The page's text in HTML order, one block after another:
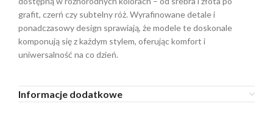
grafit, czerń czy subtelny róż. Wyrafinowane detale i
ponadczasowy design sprawiają, że modele te doskonale
komponują się z każdym stylem, oferując komfort i
uniwersalność na co dzień.
Informacje dodatkowe